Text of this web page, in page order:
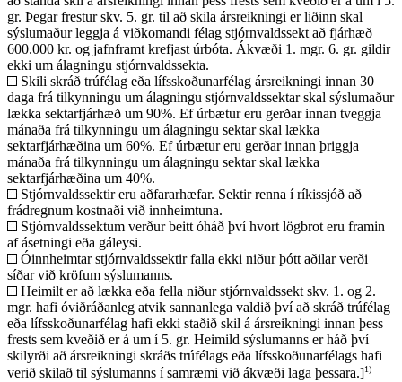
gr. Þegar frestur skv. 5. gr. til að skila ársreikningi er liðinn skal
sýslumaður leggja á viðkomandi félag stjórnvaldssekt að fjárhæð
600.000 kr. og jafnframt krefjast úrbóta. Ákvæði 1. mgr. 6. gr. gildir
ekki um álagningu stjórnvaldssekta.
Skili skráð trúfélag eða lífsskoðunarfélag ársreikningi innan 30
daga frá tilkynningu um álagningu stjórnvaldssektar skal sýslumaður
lækka sektarfjárhæð um 90%. Ef úrbætur eru gerðar innan tveggja
mánaða frá tilkynningu um álagningu sektar skal lækka
sektarfjárhæðina um 60%. Ef úrbætur eru gerðar innan þriggja
mánaða frá tilkynningu um álagningu sektar skal lækka
sektarfjárhæðina um 40%.
Stjórnvaldssektir eru aðfararhæfar. Sektir renna í ríkissjóð að
frádregnum kostnaði við innheimtuna.
Stjórnvaldssektum verður beitt óháð því hvort lögbrot eru framin
af ásetningi eða gáleysi.
Óinnheimtar stjórnvaldssektir falla ekki niður þótt aðilar verði
síðar við kröfum sýslumanns.
Heimilt er að lækka eða fella niður stjórnvaldssekt skv. 1. og 2.
mgr. hafi óviðráðanleg atvik sannanlega valdið því að skráð trúfélag
eða lífsskoðunarfélag hafi ekki staðið skil á ársreikningi innan þess
frests sem kveðið er á um í 5. gr. Heimild sýslumanns er háð því
skilyrði að ársreikningi skráðs trúfélags eða lífsskoðunarfélags hafi
verið skilað til sýslumanns í samræmi við ákvæði laga þessara.] 1)